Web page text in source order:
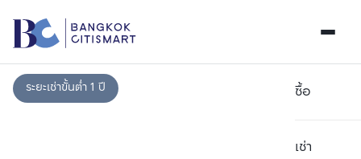
ซื้อ
เช่า
ระยะเช่าขั้นต่ำ 1 ปี